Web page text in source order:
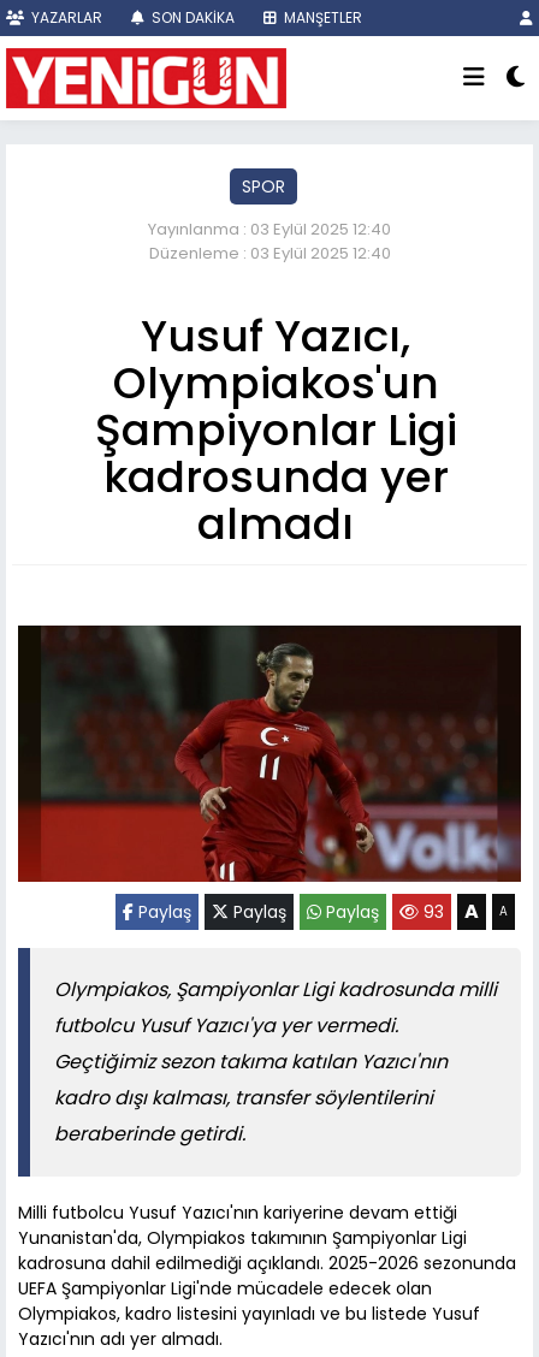
YAZARLAR SON DAKİKA MANŞETLER
SPOR
Yayınlanma : 03 Eylül 2025 12:40
Düzenleme : 03 Eylül 2025 12:40
Yusuf Yazıcı,
Olympiakos'un
Şampiyonlar Ligi
kadrosunda yer
almadı
Paylaş Paylaş Paylaş 93 A A
Olympiakos, Şampiyonlar Ligi kadrosunda milli
futbolcu Yusuf Yazıcı'ya yer vermedi.
Geçtiğimiz sezon takıma katılan Yazıcı'nın
kadro dışı kalması, transfer söylentilerini
beraberinde getirdi.
Milli futbolcu Yusuf Yazıcı'nın kariyerine devam ettiği
Yunanistan'da, Olympiakos takımının Şampiyonlar Ligi
kadrosuna dahil edilmediği açıklandı. 2025-2026 sezonunda
UEFA Şampiyonlar Ligi'nde mücadele edecek olan
Olympiakos, kadro listesini yayınladı ve bu listede Yusuf
Yazıcı'nın adı yer almadı.